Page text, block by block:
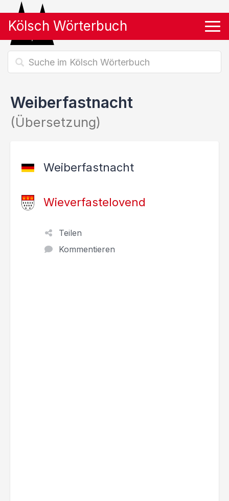
Kölsch Wörterbuch
Weiberfastnacht
(Übersetzung)
Weiberfastnacht
Wieverfastelovend
Teilen
Kommentieren